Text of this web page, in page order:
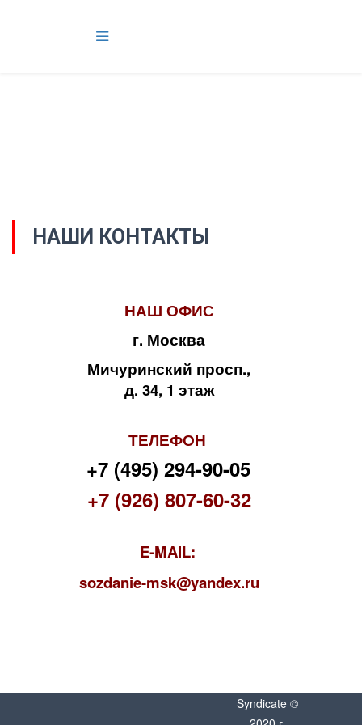
НАШИ КОНТАКТЫ
НАШ ОФИС
г. Москва
Мичуринский просп.,
д. 34, 1 этаж
ТЕЛЕФОН
+7 (495) 294-90-05
+7 (926) 807-60-32
E-MAIL:
sozdanie-msk@yandex.ru
Syndicate ©